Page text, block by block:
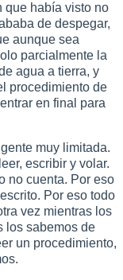
que había visto no
de despegar,
aunque sea
parcialmente la
agua a tierra, y
procedimiento de
en final para
muy limitada.
escribir y volar.
no cuenta. Por eso
Por eso todo
vez mientras los
los sabemos de
un procedimiento,